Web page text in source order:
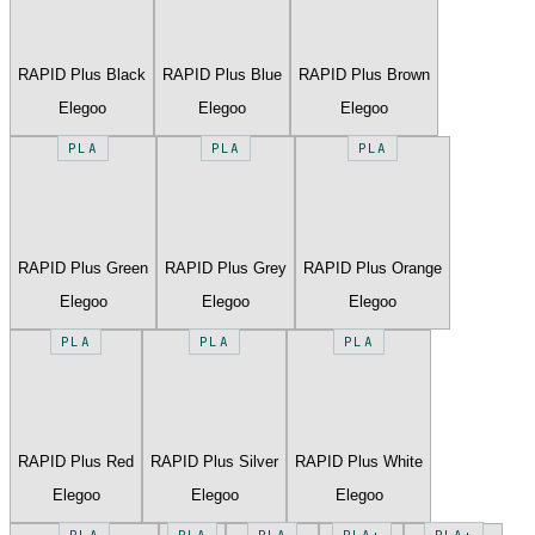
RAPID Plus Black
Elegoo
RAPID Plus Blue
Elegoo
RAPID Plus Brown
Elegoo
PLA
RAPID Plus Green
Elegoo
PLA
RAPID Plus Grey
Elegoo
PLA
RAPID Plus Orange
Elegoo
PLA
RAPID Plus Red
Elegoo
PLA
RAPID Plus Silver
Elegoo
PLA
RAPID Plus White
Elegoo